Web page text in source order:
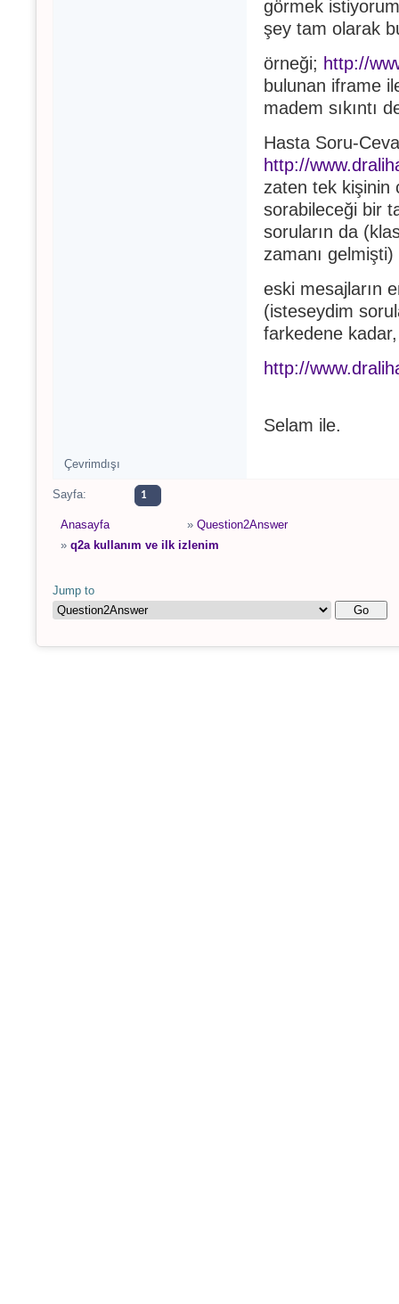
görmek
şey tam olarak
örneği; http://
bulunan iframe
madem sıkıntı
Hasta Soru-
http://
zaten tek kişinin
sorabileceği bir
soruların da
zamanı gelmişti)
eski mesajların
(isteseydim
farkedene
http://
Selam ile.
Çevrimdışı
Sayfa: 1
Anasayfa » Question2Answer
» q2a kullanım ve ilk izlenim
Jump to